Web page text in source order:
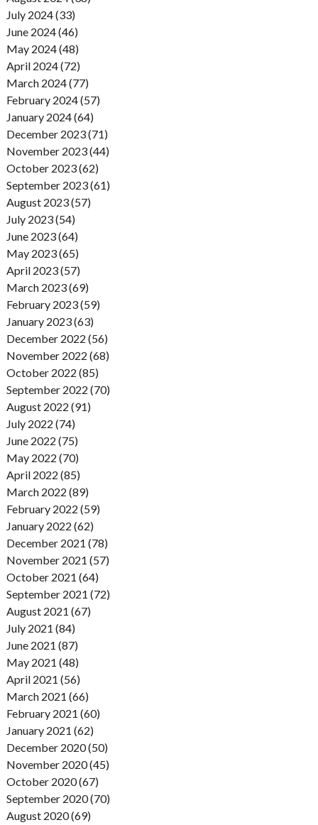
July 2024 (33)
June 2024 (46)
May 2024 (48)
April 2024 (72)
March 2024 (77)
February 2024 (57)
January 2024 (64)
December 2023 (71)
November 2023 (44)
October 2023 (62)
September 2023 (61)
August 2023 (57)
July 2023 (54)
June 2023 (64)
May 2023 (65)
April 2023 (57)
March 2023 (69)
February 2023 (59)
January 2023 (63)
December 2022 (56)
November 2022 (68)
October 2022 (85)
September 2022 (70)
August 2022 (91)
July 2022 (74)
June 2022 (75)
May 2022 (70)
April 2022 (85)
March 2022 (89)
February 2022 (59)
January 2022 (62)
December 2021 (78)
November 2021 (57)
October 2021 (64)
September 2021 (72)
August 2021 (67)
July 2021 (84)
June 2021 (87)
May 2021 (48)
April 2021 (56)
March 2021 (66)
February 2021 (60)
January 2021 (62)
December 2020 (50)
November 2020 (45)
October 2020 (67)
September 2020 (70)
August 2020 (69)